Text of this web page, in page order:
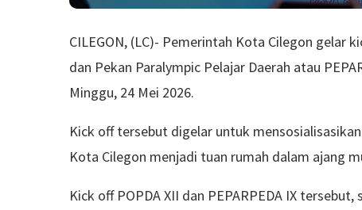
CILEGON, (LC)- Pemerintah Kota Cilegon gelar
dan Pekan Paralympic Pelajar Daerah atau
Minggu, 24 Mei 2026.
Kick off tersebut digelar untuk
Kota Cilegon menjadi tuan rumah dalam ajang
Kick off POPDA XII dan PEPARPEDA IX